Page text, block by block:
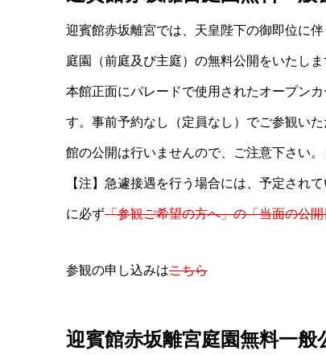
迎賓館赤坂離宮では、天皇陛下の御即位に
庭園（前庭及び主庭）の無料公開をいたしま
本館正面にパレードで使用されたオープン
す。事前予約なし（定員なし）でご参観い
館の公開は行いませんので、ご注意下さい
【注】急遽接遇を行う場合には、予定され
に必ず「参観ご希望の方へ」の「当面の公
参観の申し込みはこちら
迎賓館赤坂離宮庭園無料一般